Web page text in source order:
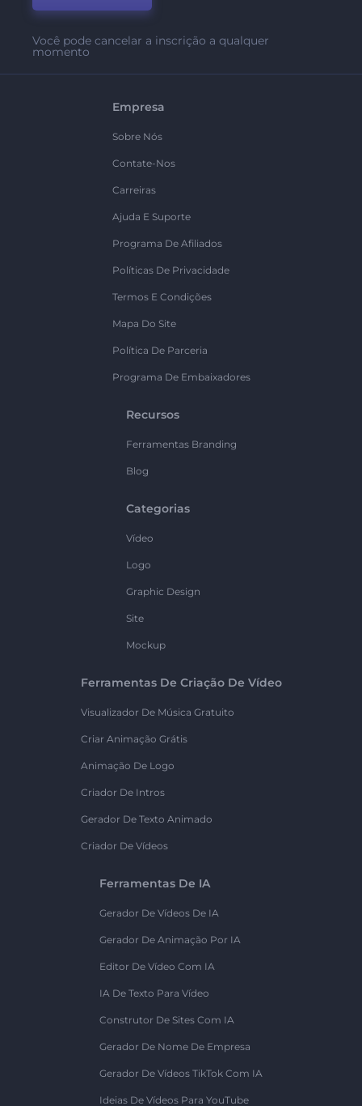
Você pode cancelar a inscrição a qualquer
momento
Empresa
Sobre Nós
Contate-Nos
Carreiras
Ajuda E Suporte
Programa De Afiliados
Políticas De Privacidade
Termos E Condições
Mapa Do Site
Política De Parceria
Programa De Embaixadores
Recursos
Ferramentas Branding
Blog
Categorias
Vídeo
Logo
Graphic Design
Site
Mockup
Ferramentas De Criação De Vídeo
Visualizador De Música Gratuito
Criar Animação Grátis
Animação De Logo
Criador De Intros
Gerador De Texto Animado
Criador De Vídeos
Ferramentas De IA
Gerador De Vídeos De IA
Gerador De Animação Por IA
Editor De Vídeo Com IA
IA De Texto Para Vídeo
Construtor De Sites Com IA
Gerador De Nome De Empresa
Gerador De Vídeos TikTok Com IA
Ideias De Vídeos Para YouTube